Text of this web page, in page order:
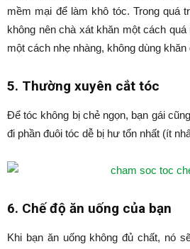
mềm mại để làm khô tóc. Trong quá
không nên chà xát khăn một cách
một cách nhẹ nhàng, không dùng
5. Thường xuyên cắt tóc
Để tóc không bị chẻ ngọn, bạn gái
đi phần đuôi tóc dễ bị hư tổn nhất (ít
6. Chế độ ăn uống của bạn
Khi bạn ăn uống không đủ chất, nó